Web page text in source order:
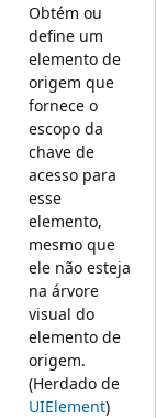
Obtém ou
define um
elemento de
origem que
fornece o
escopo da
chave de
acesso para
esse
elemento,
mesmo que
ele não esteja
na árvore
visual do
elemento de
origem.
(Herdado de
UIElement)